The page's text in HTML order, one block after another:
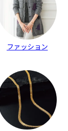
ファッション